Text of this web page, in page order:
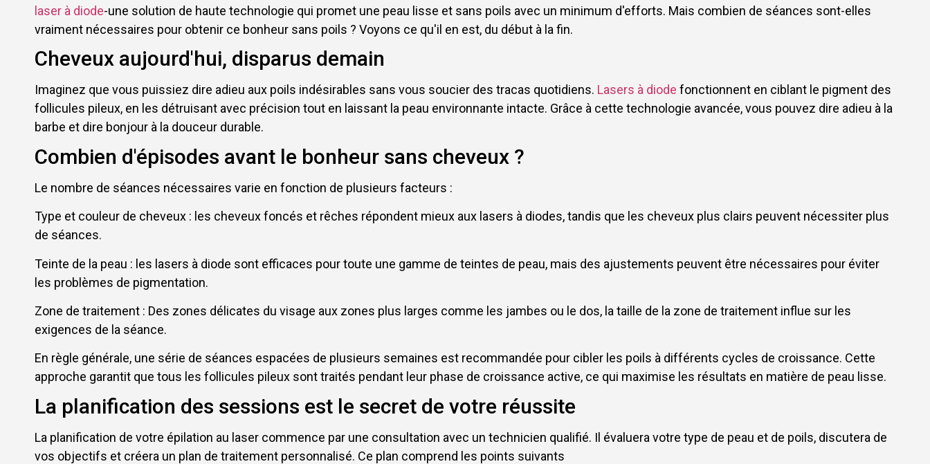
laser à diode-une solution de haute technologie qui promet une peau lisse et sans poils avec un minimum d'efforts. Mais combien de séances sont-elles
vraiment nécessaires pour obtenir ce bonheur sans poils ? Voyons ce qu'il en est, du début à la fin.
Cheveux aujourd'hui, disparus demain
Imaginez que vous puissiez dire adieu aux poils indésirables sans vous soucier des tracas quotidiens. Lasers à diode fonctionnent en ciblant le pigment des
follicules pileux, en les détruisant avec précision tout en laissant la peau environnante intacte. Grâce à cette technologie avancée, vous pouvez dire adieu à la
barbe et dire bonjour à la douceur durable.
Combien d'épisodes avant le bonheur sans cheveux ?
Le nombre de séances nécessaires varie en fonction de plusieurs facteurs :
Type et couleur de cheveux : les cheveux foncés et rêches répondent mieux aux lasers à diodes, tandis que les cheveux plus clairs peuvent nécessiter plus
de séances.
Teinte de la peau : les lasers à diode sont efficaces pour toute une gamme de teintes de peau, mais des ajustements peuvent être nécessaires pour éviter
les problèmes de pigmentation.
Zone de traitement : Des zones délicates du visage aux zones plus larges comme les jambes ou le dos, la taille de la zone de traitement influe sur les
exigences de la séance.
En règle générale, une série de séances espacées de plusieurs semaines est recommandée pour cibler les poils à différents cycles de croissance. Cette
approche garantit que tous les follicules pileux sont traités pendant leur phase de croissance active, ce qui maximise les résultats en matière de peau lisse.
La planification des sessions est le secret de votre réussite
La planification de votre épilation au laser commence par une consultation avec un technicien qualifié. Il évaluera votre type de peau et de poils, discutera de
vos objectifs et créera un plan de traitement personnalisé. Ce plan comprend les points suivants